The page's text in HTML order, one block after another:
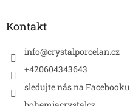
Kontakt
info@crystalporcelan.cz
+420604343643
sledujte nás na Facebooku